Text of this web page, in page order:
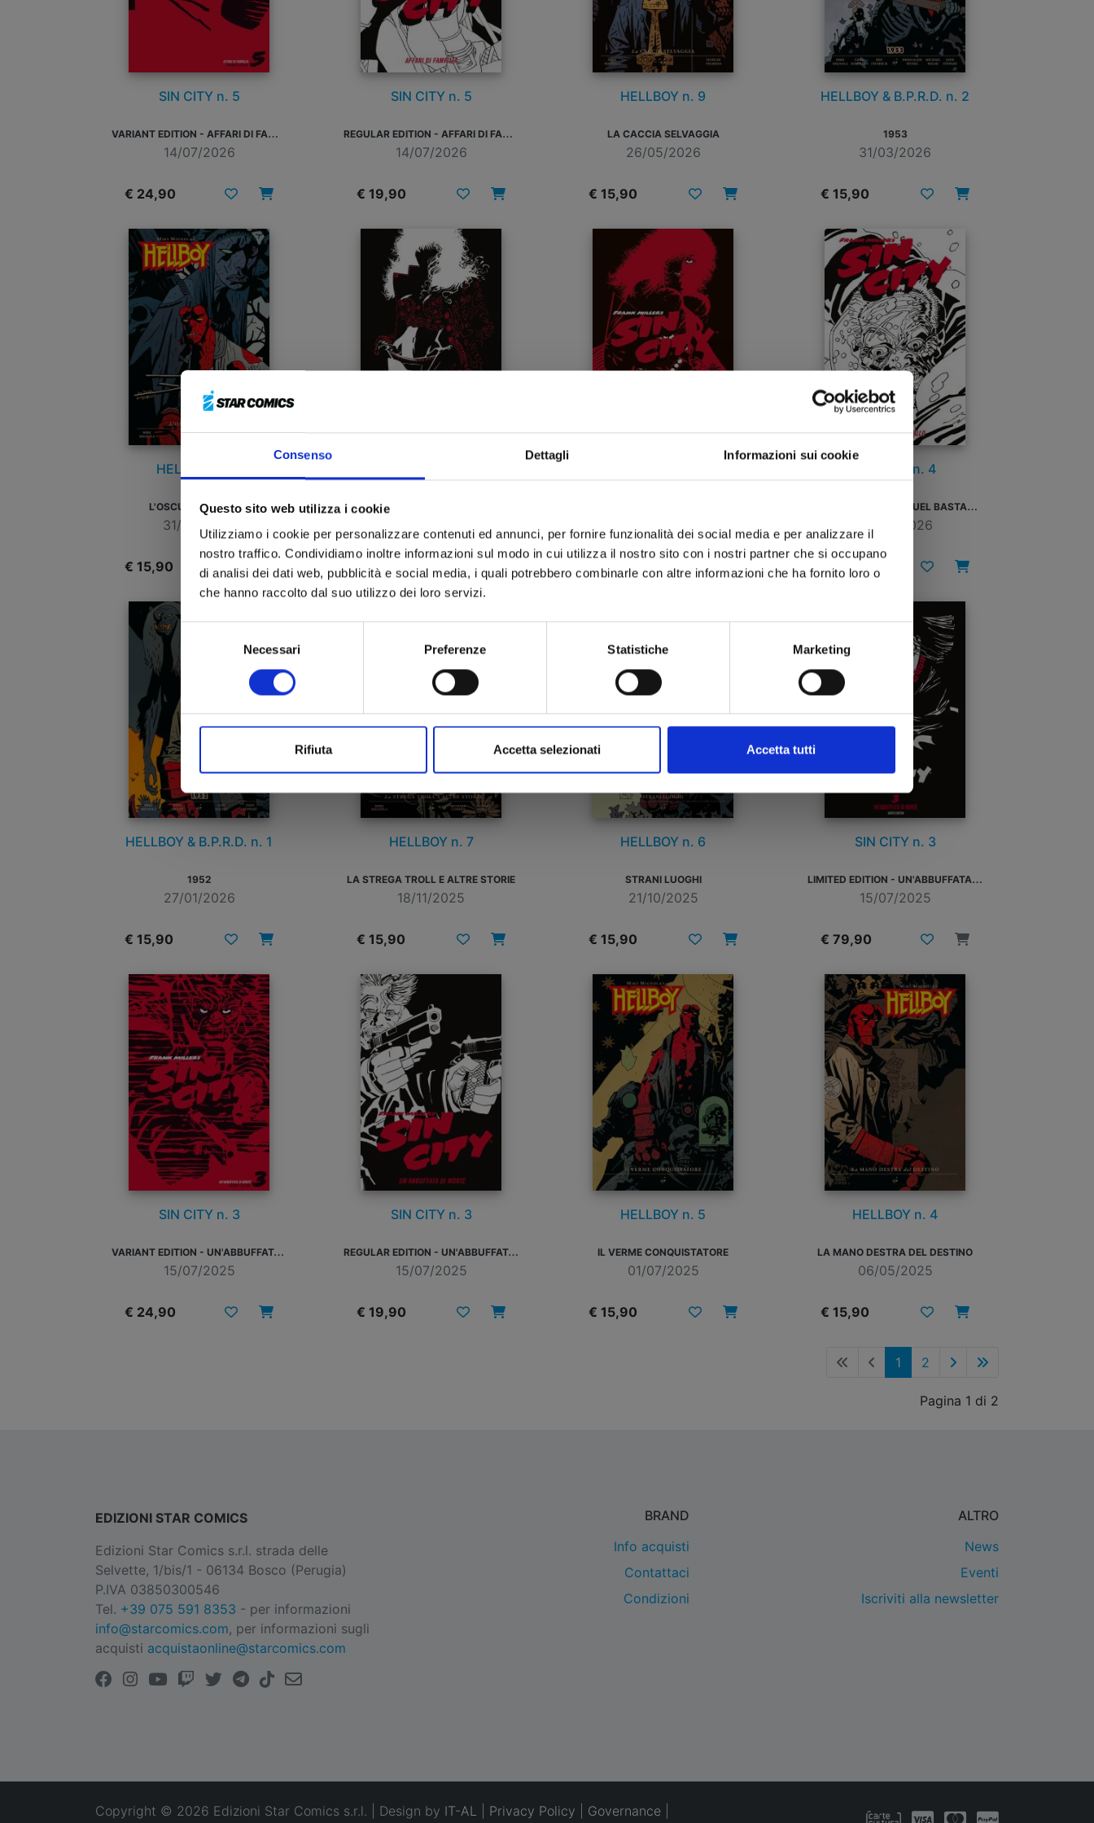
Consenso Dettagli Informazioni sui cookie
Questo sito web utilizza i cookie
Utilizziamo i cookie per personalizzare contenuti ed annunci, per fornire funzionalità dei social media e per analizzare il
nostro traffico. Condividiamo inoltre informazioni sul modo in cui utilizza il nostro sito con i nostri partner che si occupano
di analisi dei dati web, pubblicità e social media, i quali potrebbero combinarle con altre informazioni che ha fornito loro o
che hanno raccolto dal suo utilizzo dei loro servizi.
consenso
Necessari Preferenze Statistiche Marketing
Rifiuta Accetta selezionati Accetta tutti
SIN CITY n. 5
V
ARIANT EDITION - AFFARI DI FAMIGLIA
14/07/2026
€ 24,90
SIN CITY n. 5
R
EGULAR EDITION - AFFARI DI FAMIGLIA
14/07/2026
€ 19,90
HELLBOY n. 9
LA CACCIA SELVAGGIA
26/05/2026
€ 15,90
HELLBOY & B.P.R.D. n. 2
1953
31/03/2026
€ 15,90
HELLBOY n. 8
L'OSCURITÀ CHIAMA
31/03/2026
€ 15,90 € 79,90
24/02/2026
€ 24,90
SIN CITY n. 4
R
EGULAR EDITION - QUEL BASTARDO GIALLO
24/02/2026
€ 19,90
HELLBOY & B.P.R.D. n. 1
1952
27/01/2026
€ 15,90
HELLBOY n. 7
LA STREGA TROLL E ALTRE STORIE
18/11/2025
€ 15,90
HELLBOY n. 6
STRANI LUOGHI
21/10/2025
€ 15,90
SIN CITY n. 3
L
IMITED EDITION - UN'ABBUFFATA DI MORTE
15/07/2025
€ 79,90
SIN CITY n. 3
V
ARIANT EDITION - UN'ABBUFFATA DI MORTE
15/07/2025
€ 24,90
SIN CITY n. 3
R
EGULAR EDITION - UN'ABBUFFATA DI MORTE
15/07/2025
€ 19,90
HELLBOY n. 5
IL VERME CONQUISTATORE
01/07/2025
€ 15,90
HELLBOY n. 4
LA MANO DESTRA DEL DESTINO
06/05/2025
€ 15,90
1 2
Pagina 1 di 2
EDIZIONI STAR COMICS
Edizioni Star Comics s.r.l. strada delle
Selvette, 1/bis/1 - 06134 Bosco (Perugia)
P.IVA 03850300546
Tel. +39 075 591 8353 - per informazioni
info@starcomics.com, per informazioni sugli
acquisti acquistaonline@starcomics.com
BRAND
Info acquisti
Contattaci
Condizioni
ALTRO
News
Eventi
Iscriviti alla newsletter
Copyright © 2026 Edizioni Star Comics s.r.l. | Design by IT-AL Privacy Policy Governance